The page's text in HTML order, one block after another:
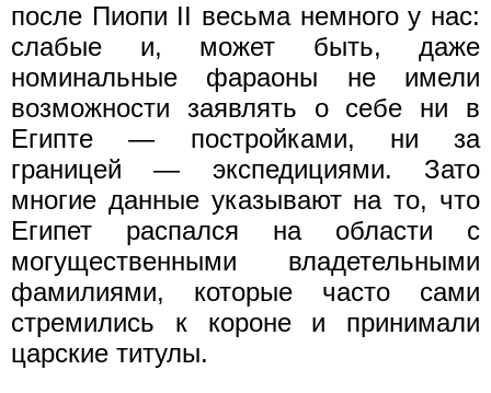
после Пиопи II весьма немного у нас:
слабые и, может быть, даже
номинальные фараоны не имели
возможности заявлять о себе ни в
Египте — постройками, ни за
границей — экспедициями. Зато
многие данные указывают на то, что
Египет распался на области с
могущественными владетельными
фамилиями, которые часто сами
стремились к короне и принимали
царские титулы.